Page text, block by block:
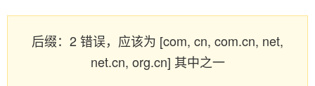
后缀：2 错误，应该为 [com, cn, com.cn, net,
net.cn, org.cn] 其中之一